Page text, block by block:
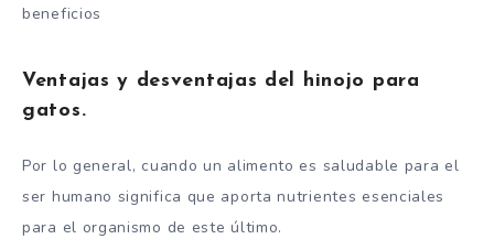
beneficios
Ventajas y desventajas del hinojo para
gatos.
Por lo general, cuando un alimento es saludable para el
ser humano significa que aporta nutrientes esenciales
para el organismo de este último.